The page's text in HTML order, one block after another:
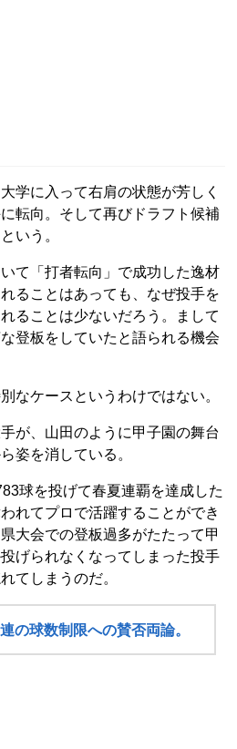
学に入って右肩の状態が芳しく
転向。そして再びドラフト候補
いう。
て「打者転向」で成功した逸材
ることはあっても、なぜ投手を
ることは少ないだろう。まして
登板をしていたと語られる機会
なケースというわけではない。
が、山田のように甲子園の舞台
姿を消している。
球を投げて春夏連覇を達成した
れてプロで活躍することができ
大会での登板過多がたたって甲
げられなくなってしまった投手
てしまうのだ。
の球数制限への賛否両論。